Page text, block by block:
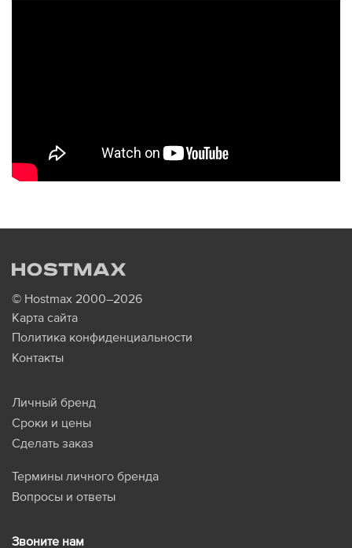
© Hostmax 2000–2026
Карта сайта
Политика конфиденциальности
Контакты
Личный бренд
Сроки и цены
Сделать заказ
Термины личного бренда
Вопросы и ответы
Звоните нам